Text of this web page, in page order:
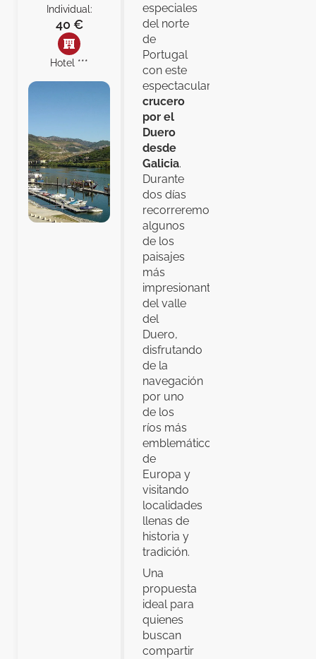
Individual:
40 €
Hotel ***
especiales
del norte
de
Portugal
con este
espectacular
crucero
por el
Duero
desde
Galicia.
Durante
dos días
recorreremos
algunos
de los
paisajes
más
impresionantes
del valle
del
Duero,
disfrutando
de la
navegación
por uno
de los
ríos más
emblemáticos
de
Europa y
visitando
localidades
llenas de
historia y
tradición.
Una
propuesta
ideal para
quienes
buscan
compartir